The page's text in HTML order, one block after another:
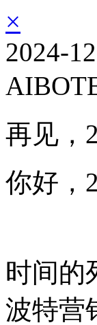
×
2024-
再见，
你好，
时间的
波特营